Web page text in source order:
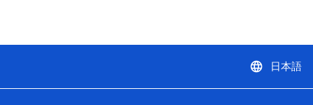
language 日本語